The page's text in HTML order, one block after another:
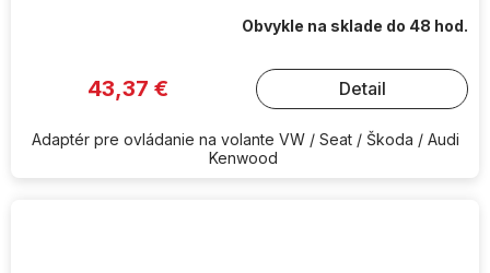
Obvykle na sklade do 48 hod.
43,37 € Detail
Adaptér pre ovládanie na volante VW / Seat / Škoda / Audi
Kenwood